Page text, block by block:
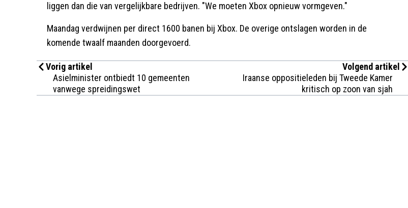
liggen dan die van vergelijkbare bedrijven. "We moeten Xbox opnieuw vormgeven."
Maandag verdwijnen per direct 1600 banen bij Xbox. De overige ontslagen worden in de
komende twaalf maanden doorgevoerd.
Vorig artikel
Asielminister ontbiedt 10 gemeenten
vanwege spreidingswet
Volgend artikel
Iraanse oppositieleden bij Tweede Kamer
kritisch op zoon van sjah